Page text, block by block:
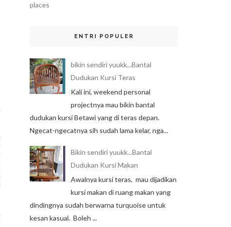
places
ENTRI POPULER
bikin sendiri yuukk...Bantal
Dudukan Kursi Teras
Kali ini, weekend personal
projectnya mau bikin bantal
dudukan kursi Betawi yang di teras depan.
Ngecat-ngecatnya sih sudah lama kelar, nga...
Bikin sendiri yuukk...Bantal
Dudukan Kursi Makan
Awalnya kursi teras, mau dijadikan
kursi makan di ruang makan yang
dindingnya sudah berwarna turquoise untuk
kesan kasual. Boleh ...